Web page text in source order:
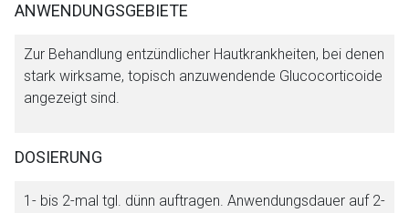
ANWENDUNGSGEBIETE
Zur Behandlung entzündlicher Hautkrankheiten, bei denen
stark wirksame, topisch anzuwendende Glucocorticoide
angezeigt sind.
DOSIERUNG
1- bis 2-mal tgl. dünn auftragen. Anwendungsdauer auf 2-